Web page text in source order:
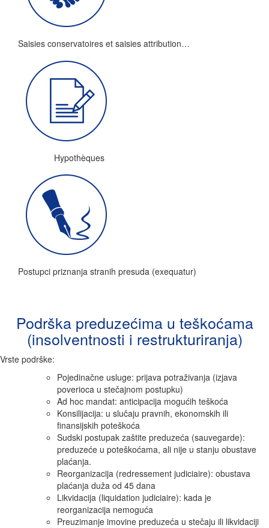
Saisies conservatoires et saisies attribution…
Hypothèques
Postupci priznanja stranih presuda (exequatur)
Podrška preduzećima u teškoćama
(insolventnosti i restrukturiranja)
Vrste podrške:
Pojedinačne usluge: prijava potraživanja (izjava
poverioca u stečajnom postupku)
Ad hoc mandat: anticipacija mogućih teškoća
Konsilijacija: u slučaju pravnih, ekonomskih ili
finansijskih poteškoća
Sudski postupak zaštite preduzeća (sauvegarde):
preduzeće u poteškoćama, ali nije u stanju obustave
plaćanja.
Reorganizacija (redressement judiciaire): obustava
plaćanja duža od 45 dana
Likvidacija (liquidation judiciaire): kada je
reorganizacija nemoguća
Preuzimanje imovine preduzeća u stečaju ili likvidaciji